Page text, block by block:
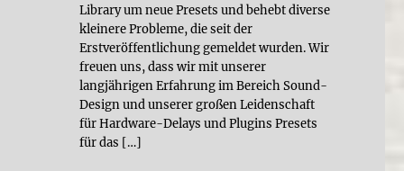
Library um neue Presets und behebt diverse
kleinere Probleme, die seit der
Erstveröffentlichung gemeldet wurden. Wir
freuen uns, dass wir mit unserer
langjährigen Erfahrung im Bereich Sound-
Design und unserer großen Leidenschaft
für Hardware-Delays und Plugins Presets
für das […]